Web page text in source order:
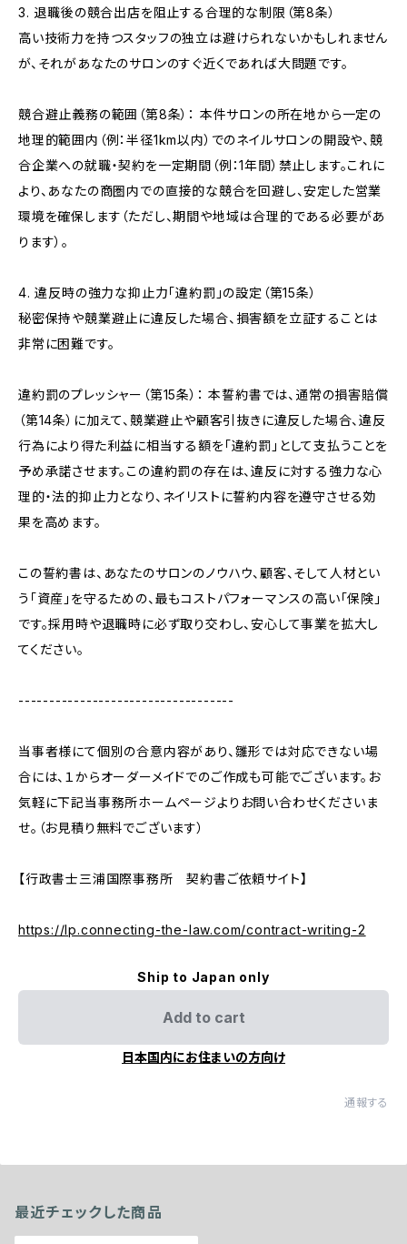
3. 退職後の競合出店を阻止する合理的な制限（第8条）
高い技術力を持つスタッフの独立は避けられないかもしれません
が、それがあなたのサロンのすぐ近くであれば大問題です。
競合避止義務の範囲（第8条）： 本件サロンの所在地から一定の
地理的範囲内（例：半径1km以内）でのネイルサロンの開設や、競
合企業への就職・契約を一定期間（例：1年間）禁止します。これに
より、あなたの商圏内での直接的な競合を回避し、安定した営業
環境を確保します（ただし、期間や地域は合理的である必要があ
ります）。
4. 違反時の強力な抑止力「違約罰」の設定（第15条）
秘密保持や競業避止に違反した場合、損害額を立証することは
非常に困難です。
違約罰のプレッシャー（第15条）： 本誓約書では、通常の損害賠償
（第14条）に加えて、競業避止や顧客引抜きに違反した場合、違反
行為により得た利益に相当する額を「違約罰」として支払うことを
予め承諾させます。この違約罰の存在は、違反に対する強力な心
理的・法的抑止力となり、ネイリストに誓約内容を遵守させる効
果を高めます。
この誓約書は、あなたのサロンのノウハウ、顧客、そして人材とい
う「資産」を守るための、最もコストパフォーマンスの高い「保険」
です。採用時や退職時に必ず取り交わし、安心して事業を拡大し
てください。
-----------------------------------
当事者様にて個別の合意内容があり、雛形では対応できない場
合には、１からオーダーメイドでのご作成も可能でございます。お
気軽に下記当事務所ホームページよりお問い合わせくださいま
せ。（お見積り無料でございます）
【行政書士三浦国際事務所 契約書ご依頼サイト】
https://lp.connecting-the-law.com/contract-writing-2
Ship to Japan only
Add to cart
日本国内にお住まいの方向け
通報する
最近チェックした商品